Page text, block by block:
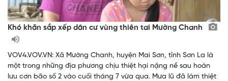
Khó khăn sắp xếp dân cư vùng thiên tai Mường Chanh
VOV4.VOV.VN: Xã Mường Chanh, huyện Mai Sơn, tỉnh Sơn La là
một trong những địa phương chịu thiệt hại nặng nề sau hoàn
lưu cơn bão số 2 vào cuối tháng 7 vừa qua. Mưa lũ đã làm thiệt